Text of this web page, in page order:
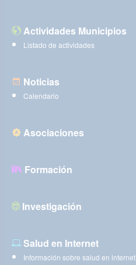
Actividades Municipios
Listado de actividades
Noticias
Calendario
Asociaciones
Formación
Investigación
Salud en Internet
Información sobre salud en internet